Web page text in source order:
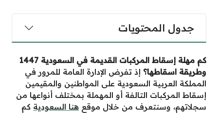
جدول المحتويات
كم مهلة إسقاط المركبات القديمة في السعودية 1447
وطريقة اسقاطها؟ إذ تفرض الإدارة العامة للمرور في
المملكة العربية السعودية على المواطنين والمقيمين
إسقاط المركبات التالفة أو المهملة بمختلف أنواعها من
سجلاتهم، وسنتعرف من خلال موقع هنا السعودية كم